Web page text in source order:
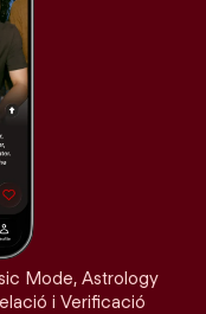
Mode, Astrology
i Verificació